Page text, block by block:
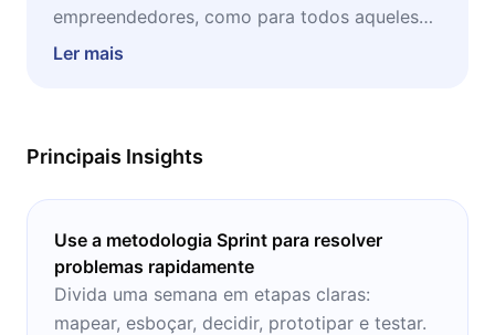
empreendedores, como para todos aqueles
que têm interesse em assuntos como
Ler mais
Principais Insights
Use a metodologia Sprint para resolver
problemas rapidamente
Divida uma semana em etapas claras:
mapear, esboçar, decidir, prototipar e testar.